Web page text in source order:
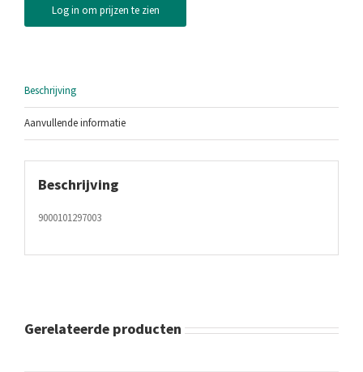
Log in om prijzen te zien
Beschrijving
Aanvullende informatie
Beschrijving
9000101297003
Gerelateerde producten